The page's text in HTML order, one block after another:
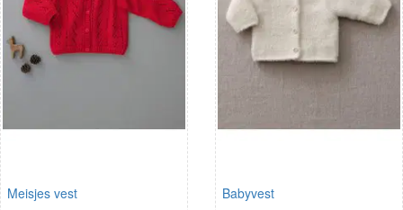
Meisjes vest Babyvest